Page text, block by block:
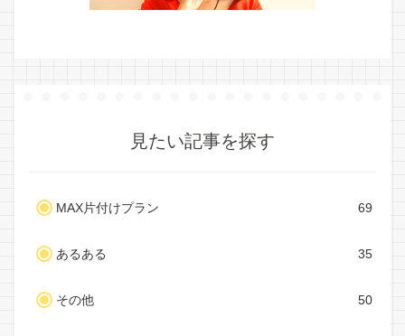
見たい記事を探す
MAX片付けプラン 69
あるある 35
その他 50